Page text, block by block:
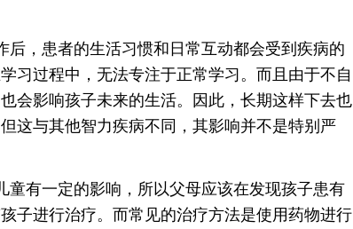
，患者的生活习惯和日常互动都会受到疾病的
习过程中，无法专注于正常学习。而且由于不自
会影响孩子未来的生活。因此，长期这样下去也
这与其他智力疾病不同，其影响并不是特别严
有一定的影响，所以父母应该在发现孩子患有
子进行治疗。而常见的治疗方法是使用药物进行